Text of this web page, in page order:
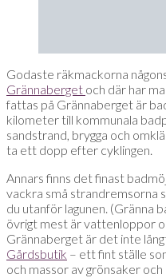
Godaste räkmackorna
Grännaberget och där har
fattas på Grännaberget är
kilometer till kommunala
sandstrand, brygga och
ta ett dopp efter cyklingen.
Annars finns det finast
vackra små strandremsorna
du utanför lagunen. (Gränna
övrigt mest är vattenloppor
Grännaberget är det inte
Gårdsbutik – ett fint ställe
och massor av grönsaker